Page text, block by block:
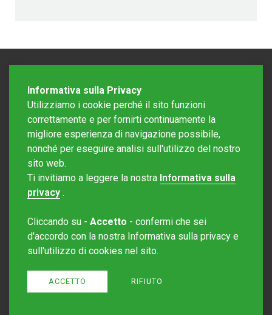
Editore Rotostampa SA
Sito creato daRedesign
Informativa sulla Privacy
Utilizziamo i cookie perché il sito funzioni
correttamente e per fornirti continuamente la
migliore esperienza di navigazione possibile,
nonché per eseguire analisi sull'utilizzo del nostro
sito web.
Ti invitiamo a leggere la nostra Informativa sulla
privacy .
Cliccando su - Accetto - confermi che sei
d'accordo con la nostra Informativa sulla privacy e
sull'utilizzo di cookies nel sito.
ACCETTO RIFIUTO